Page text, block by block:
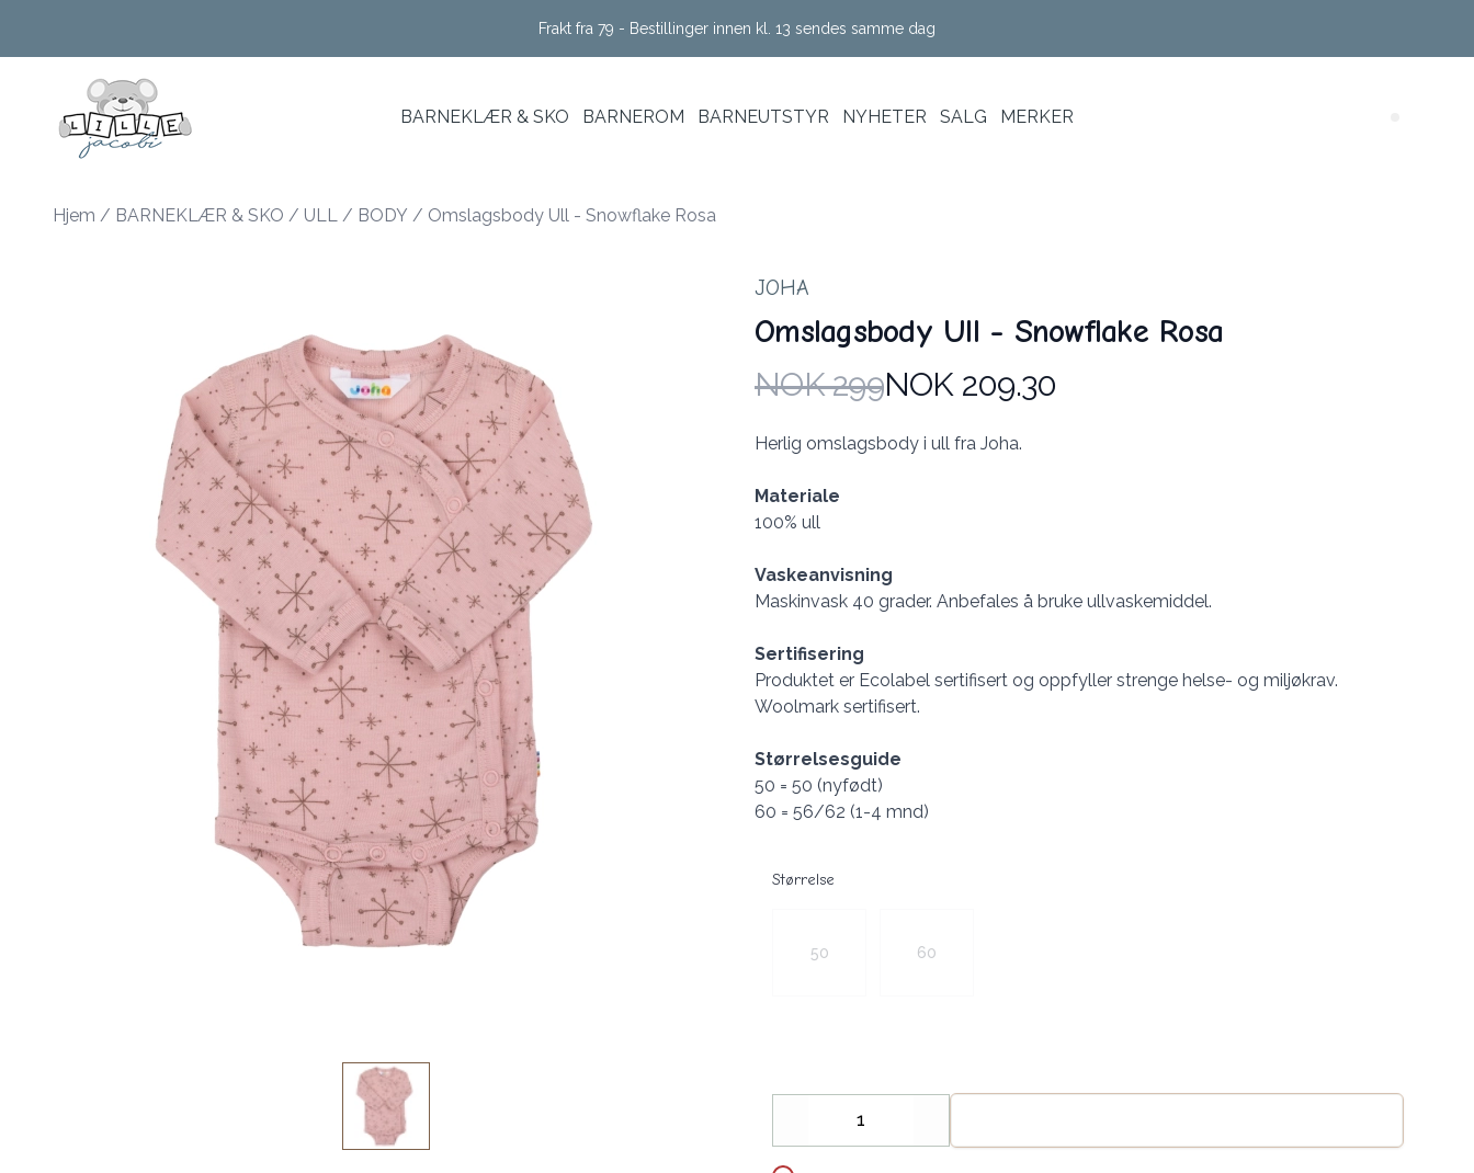
Frakt fra 79 - Bestillinger innen kl. 13 sendes samme dag
BARNEKLÆR & SKO BARNEROM BARNEUTSTYR NYHETER SALG MERKER
Hjem / BARNEKLÆR & SKO / ULL / BODY / Omslagsbody Ull - Snowflake Rosa
JOHA
Omslagsbody Ull - Snowflake Rosa
Produktdetaljer
NOK 299NOK 209.30
Description
Herlig omslagsbody i ull fra Joha.
Materiale
100% ull
Vaskeanvisning
Maskinvask 40 grader. Anbefales å bruke ullvaskemiddel.
Sertifisering
Produktet er Ecolabel sertifisert og oppfyller strenge helse- og miljøkrav.
Woolmark sertifisert.
Størrelsesguide
50 = 50 (nyfødt)
60 = 56/62 (1-4 mnd)
Størrelse
50 60
Decrease